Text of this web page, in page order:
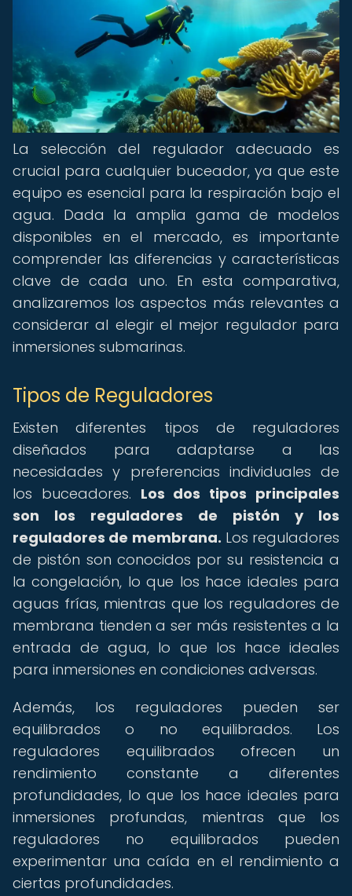
La selección del regulador adecuado es
crucial para cualquier buceador, ya que este
equipo es esencial para la respiración bajo el
agua. Dada la amplia gama de modelos
disponibles en el mercado, es importante
comprender las diferencias y características
clave de cada uno. En esta comparativa,
analizaremos los aspectos más relevantes a
considerar al elegir el mejor regulador para
inmersiones submarinas.
Tipos de Reguladores
Existen diferentes tipos de reguladores
diseñados para adaptarse a las
necesidades y preferencias individuales de
los buceadores. Los dos tipos principales
son los reguladores de pistón y los
reguladores de membrana. Los reguladores
de pistón son conocidos por su resistencia a
la congelación, lo que los hace ideales para
aguas frías, mientras que los reguladores de
membrana tienden a ser más resistentes a la
entrada de agua, lo que los hace ideales
para inmersiones en condiciones adversas.
Además, los reguladores pueden ser
equilibrados o no equilibrados. Los
reguladores equilibrados ofrecen un
rendimiento constante a diferentes
profundidades, lo que los hace ideales para
inmersiones profundas, mientras que los
reguladores no equilibrados pueden
experimentar una caída en el rendimiento a
ciertas profundidades.